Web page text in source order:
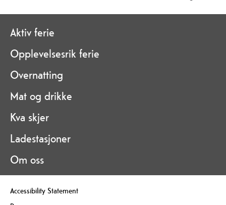
Aktiv ferie
Opplevelsesrik ferie
Overnatting
Mat og drikke
Kva skjer
Ladestasjoner
Om oss
Accessibility Statement